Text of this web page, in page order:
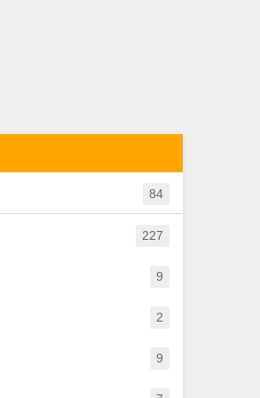
84
227
9
2
9